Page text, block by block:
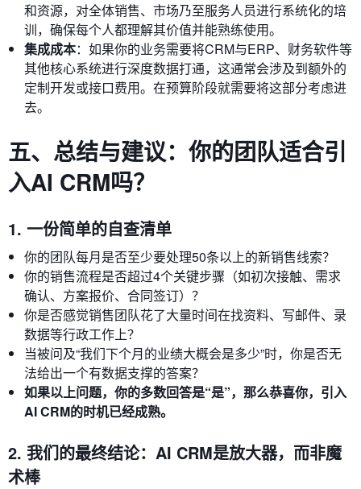
和资源，对全体销售、市场乃至服务人员进行系统化的培
训，确保每个人都理解其价值并能熟练使用。
集成成本：如果你的业务需要将CRM与ERP、财务软件等
其他核心系统进行深度数据打通，这通常会涉及到额外的
定制开发或接口费用。在预算阶段就需要将这部分考虑进
去。
五、总结与建议：你的团队适合引
入AI CRM吗？
1. 一份简单的自查清单
你的团队每月是否至少要处理50条以上的新销售线索？
你的销售流程是否超过4个关键步骤（如初次接触、需求
确认、方案报价、合同签订）？
你是否感觉销售团队花了大量时间在找资料、写邮件、录
数据等行政工作上？
当被问及“我们下个月的业绩大概会是多少”时，你是否无
法给出一个有数据支撑的答案？
如果以上问题，你的多数回答是“是”，那么恭喜你，引入
AI CRM的时机已经成熟。
2. 我们的最终结论：AI CRM是放大器，而非魔
术棒